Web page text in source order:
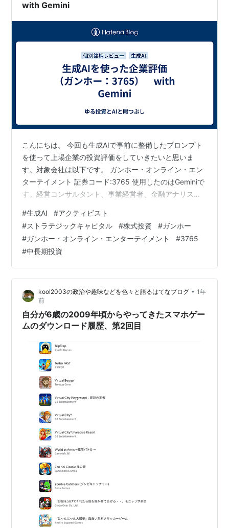
堀誠一
アンプドール
不正な自動化キャラクター(＝BOT)の蔓延と、その
BOTへの対応の鈍さ拙さなどが挙げられる
り、…
with Gemini
こんにちは。 今回も生成AIで事前に整備したプロンプト
を使って上場企業の投資評価をしていきたいと思いま
す。対象会社は以下です。 ガンホー・オンライン・エン
ターテイメント 証券コード:3765 使用したのはGeminiで
す。経営コンサルタント、事業経営者、金融アナリスト
日、ストラテジックキャピタルというアクティビストが
保有している東亜道路工業が面白かったので、同じくス
トラテジックキャピタルが保有しているガンホーをやっ
てみようと思いました。 CMじゃんじゃん流してます
が、パズドラの会社ですね。 他に有名なゲームあるのか
な。 株価はこの1年で言うと右…
#生成AI #アクティビスト
#ストラテジックキャピタル #株式投資 #ガンホー
#ガンホー・オンライン・エンターテイメント #3765
#中長期投資
kool2003の政治や趣味などを色々と語るはてなブログ • 1年
前
自分が6歳の2009年頃からやってきたスマホゲー
ムのダウンロード履歴、第2回目